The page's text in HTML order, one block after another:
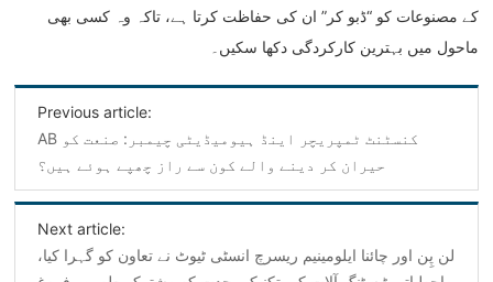
کے مصنوعات کو “ڈبو کر” ان کی حفاظت کرتا ہے، تاکہ وہ کسی بھی
ماحول میں بہترین کارکردگی دکھا سکیں۔
Previous article:
AB کنسٹنٹ ٹمپریچر اینڈ ہیومیڈیٹی چیمبر: صنعت کو
حیران کر دینے والے کون سے راز چھپے ہوئے ہیں؟
Next article:
لن پِن اور چائنا ایلومینیم ریسرچ انسٹی ٹیوٹ نے تعاون کو گہرا کیا،